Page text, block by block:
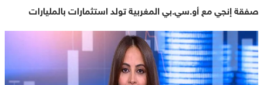
صفقة إنجي مع أو.سي.بي المغربية تولد استثمارات بالمليارات